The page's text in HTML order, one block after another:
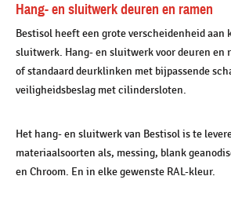
Hang- en sluitwerk deuren en ramen
Bestisol heeft een grote verscheidenheid
sluitwerk. Hang- en sluitwerk voor deuren en
of standaard deurklinken met bijpassende
veiligheidsbeslag met cilindersloten.
Het hang- en sluitwerk van Bestisol is te
materiaalsoorten als, messing, blank
en Chroom. En in elke gewenste RAL-kleur.